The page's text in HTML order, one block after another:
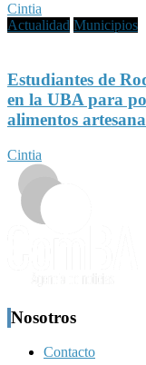
Cintia
Actualidad Municipios
Estudiantes de
en la UBA para
alimentos
Cintia
Nosotros
Contacto